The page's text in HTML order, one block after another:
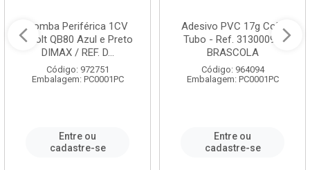
Bomba Periférica 1CV
Bivolt QB80 Azul e Preto
DIMAX / REF. D...
Código: 972751
Embalagem: PC0001PC
Entre ou
cadastre-se
Adesivo PVC 17g Cola
Tubo - Ref. 3130009 -
BRASCOLA
Código: 964094
Embalagem: PC0001PC
Entre ou
cadastre-se